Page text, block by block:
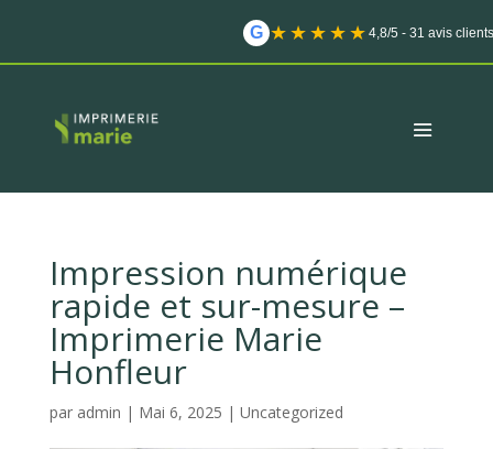
G ★★★★★ 4,8/5 - 31 avis clients
Impression numérique
rapide et sur-mesure –
Imprimerie Marie
Honfleur
par admin | Mai 6, 2025 | Uncategorized